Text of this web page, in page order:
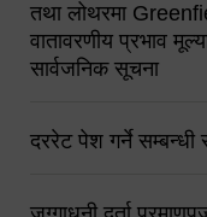
तथा लोथरमा
वातावरणीय प्रभाव
सार्वजनिक सूचना
दररेट पेश गर्ने सम्बन्धी